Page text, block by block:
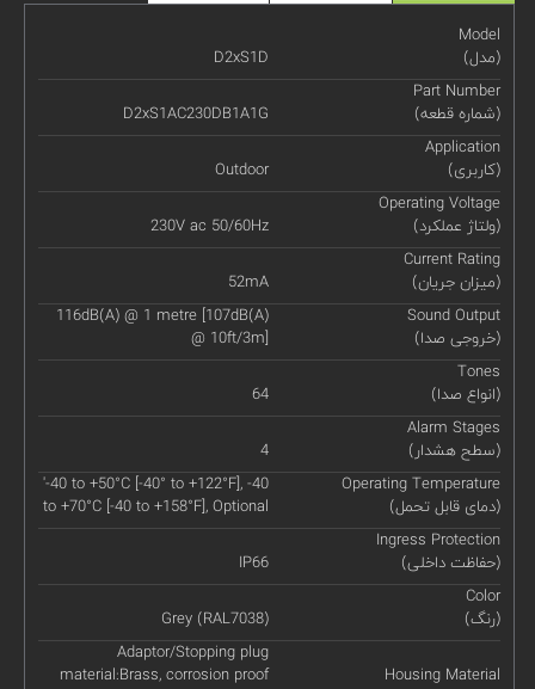
Model
(مدل)
D2xS1D
Part Number
(شماره قطعه)
D2xS1AC230DB1A1G
Application
(کاربری)
Outdoor
Operating Voltage
(ولتاژ عملکرد)
230V ac 50/60Hz
Current Rating
(میزان جریان)
52mA
Sound Output
(خروجی صدا)
116dB(A) @ 1 metre [107dB(A)
@ 10ft/3m]
Tones
(انواع صدا)
64
Alarm Stages
(سطح هشدار)
4
Operating Temperature
(دمای قابل تحمل)
'-40 to +50°C [-40° to +122°F], -40
to +70°C [-40 to +158°F], Optional
Ingress Protection
(حفاظت داخلی)
IP66
Color
(رنگ)
Grey (RAL7038)
Housing Material
Adaptor/Stopping plug
material:Brass, corrosion proof